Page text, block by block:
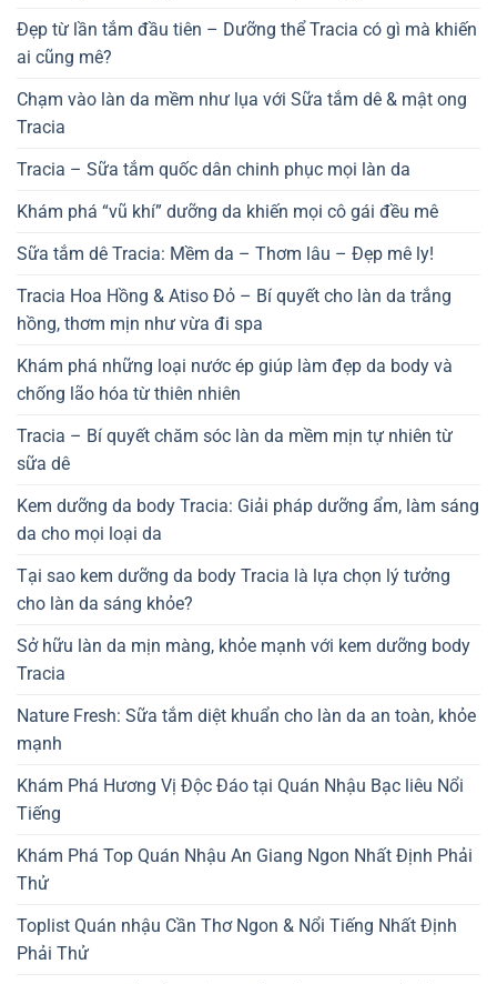
Đẹp từ lần tắm đầu tiên – Dưỡng thể Tracia có gì mà khiến
ai cũng mê?
Chạm vào làn da mềm như lụa với Sữa tắm dê & mật ong
Tracia
Tracia – Sữa tắm quốc dân chinh phục mọi làn da
Khám phá “vũ khí” dưỡng da khiến mọi cô gái đều mê
Sữa tắm dê Tracia: Mềm da – Thơm lâu – Đẹp mê ly!
Tracia Hoa Hồng & Atiso Đỏ – Bí quyết cho làn da trắng
hồng, thơm mịn như vừa đi spa
Khám phá những loại nước ép giúp làm đẹp da body và
chống lão hóa từ thiên nhiên
Tracia – Bí quyết chăm sóc làn da mềm mịn tự nhiên từ
sữa dê
Kem dưỡng da body Tracia: Giải pháp dưỡng ẩm, làm sáng
da cho mọi loại da
Tại sao kem dưỡng da body Tracia là lựa chọn lý tưởng
cho làn da sáng khỏe?
Sở hữu làn da mịn màng, khỏe mạnh với kem dưỡng body
Tracia
Nature Fresh: Sữa tắm diệt khuẩn cho làn da an toàn, khỏe
mạnh
Khám Phá Hương Vị Độc Đáo tại Quán Nhậu Bạc liêu Nổi
Tiếng
Khám Phá Top Quán Nhậu An Giang Ngon Nhất Định Phải
Thử
Toplist Quán nhậu Cần Thơ Ngon & Nổi Tiếng Nhất Định
Phải Thử